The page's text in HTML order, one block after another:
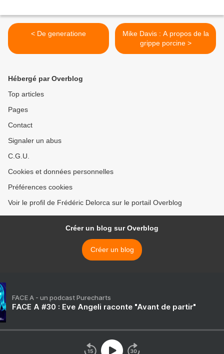
< De generatione
Mike Davis : A propos de la
grippe porcine >
Hébergé par Overblog
Top articles
Pages
Contact
Signaler un abus
C.G.U.
Cookies et données personnelles
Préférences cookies
Voir le profil de Frédéric Delorca sur le portail Overblog
Créer un blog sur Overblog
Créer un blog
FACE A - un podcast Purecharts
FACE A #30 : Eve Angeli raconte "Avant de partir"